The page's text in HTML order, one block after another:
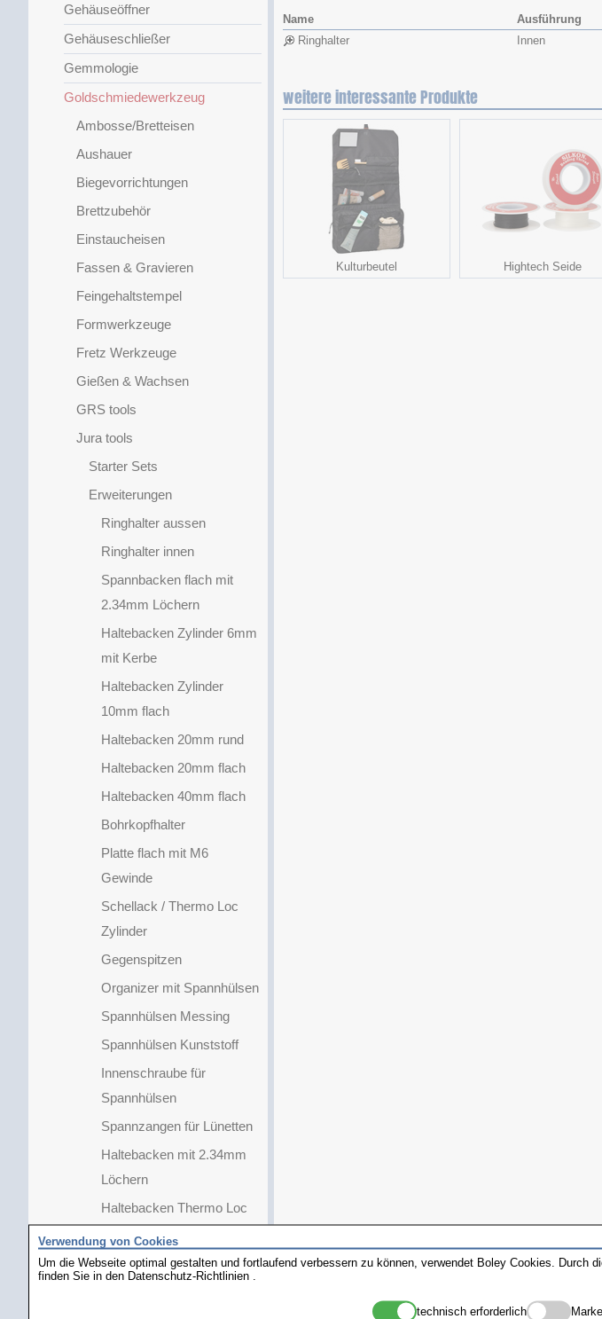
Gehäuseöffner
Gehäuseschließer
Gemmologie
Goldschmiedewerkzeug
Ambosse/Bretteisen
Aushauer
Biegevorrichtungen
Brettzubehör
Einstaucheisen
Fassen & Gravieren
Feingehaltstempel
Formwerkzeuge
Fretz Werkzeuge
Gießen & Wachsen
GRS tools
Jura tools
Starter Sets
Erweiterungen
Ringhalter aussen
Ringhalter innen
Spannbacken flach mit
2.34mm Löchern
Haltebacken Zylinder 6mm
mit Kerbe
Haltebacken Zylinder
10mm flach
Haltebacken 20mm rund
Haltebacken 20mm flach
Haltebacken 40mm flach
Bohrkopfhalter
Platte flach mit M6
Gewinde
Schellack / Thermo Loc
Zylinder
Gegenspitzen
Organizer mit Spannhülsen
Spannhülsen Messing
Spannhülsen Kunststoff
Innenschraube für
Spannhülsen
Spannzangen für Lünetten
Haltebacken mit 2.34mm
Löchern
Haltebacken Thermo Loc
Halteplatte Schellack
GRS Standard Block
Name Ausführung
Ringhalter
Innen
weitere interessante Produkte
Kulturbeutel Hightech Seide
Verwendung von Cookies
Um die Webseite optimal gestalten und fortlaufend verbessern zu können, verwendet Boley Cookies.
finden Sie in den Datenschutz-Richtlinien
technisch erforderlich